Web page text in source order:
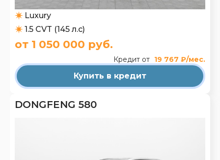
Luxury
1.5 CVT (145 л.с)
от 1 050 000 руб.
Кредит от 19 767 ₽/мес.
Купить в кредит
DONGFENG 580